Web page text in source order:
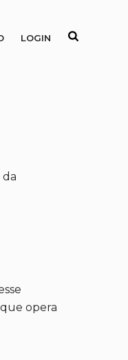
LOGIN
opera